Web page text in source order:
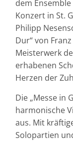
dem
Konzert in St.
Philipp
Dur“ von
Meisterwerk
erhabenen
Herzen der
Die „Messe in
harmonische
aus. Mit
Solopartien